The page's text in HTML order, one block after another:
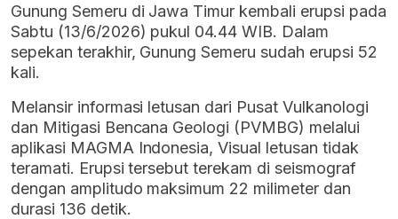
Gunung Semeru di Jawa Timur kembali erupsi pada
Sabtu (13/6/2026) pukul 04.44 WIB. Dalam
sepekan terakhir, Gunung Semeru sudah erupsi 52
kali.
Melansir informasi letusan dari Pusat Vulkanologi
dan Mitigasi Bencana Geologi (PVMBG) melalui
aplikasi MAGMA Indonesia, Visual letusan tidak
teramati. Erupsi tersebut terekam di seismograf
dengan amplitudo maksimum 22 milimeter dan
durasi 136 detik.